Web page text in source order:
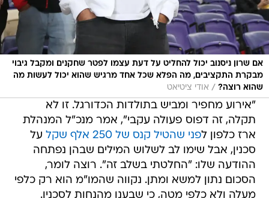
אם שרון ניסנוב יכול להחליט על דעת עצמו לפטר שחקנים ומקבל גיבוי
מבקרת התקציבים, מה הפלא שכל אחד מרגיש שהוא יכול לעשות מה
שהוא רוצה? / אודי ציטיאט
"אירוע מחפיר ומביש בתולדות הכדורגל. זו לא
תקלה, זה דפוס פעולה עקבי", אמר מנכ"ל המנהלת
ארז כלפון לפני שהטיל קנס של 250 אלף שקל
על
סכנין, אבל שימו לב לשלוש המילים שבהן נפתחה
ההודעה שלו: "החלטתי בשלב זה". רוצה לומר,
הסכום נתון למשא ומתן. נקווה שהמו"מ הוא רק כלפי
מעלה ולא כלפי מטה, כי שבענו מהנחות לסכנין.